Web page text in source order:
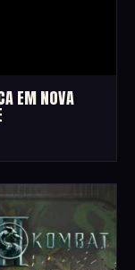
EM NOVA